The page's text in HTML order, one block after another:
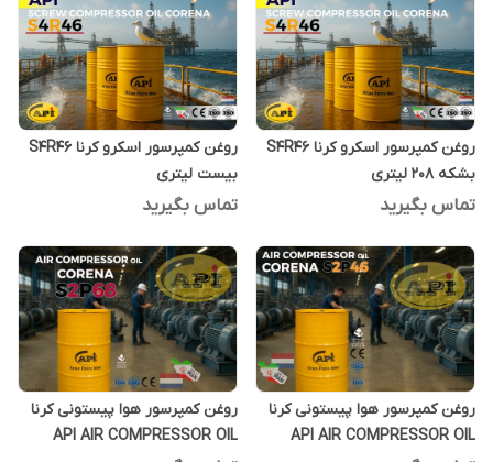
روغن کمپرسور اسکرو کرنا S4R46
بشکه 208 لیتری
تماس بگیرید
روغن کمپرسور اسکرو کرنا S4R46
بیست لیتری
تماس بگیرید
روغن کمپرسور هوا پیستونی کرنا
API AIR COMPRESSOR OIL
روغن کمپرسور هوا پیستونی کرنا
API AIR COMPRESSOR OIL